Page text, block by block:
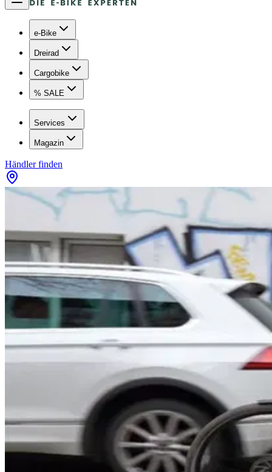
e-Bike
Dreirad
Cargobike
% SALE
Services
Magazin
Händler finden